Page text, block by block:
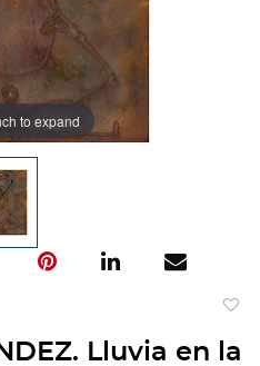
to expand
Lluvia en la